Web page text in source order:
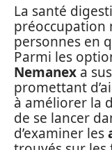
La santé
préoccupation
personnes en
Parmi les
Nemanex a
promettant
à améliorer la
de se lancer
d’examiner les